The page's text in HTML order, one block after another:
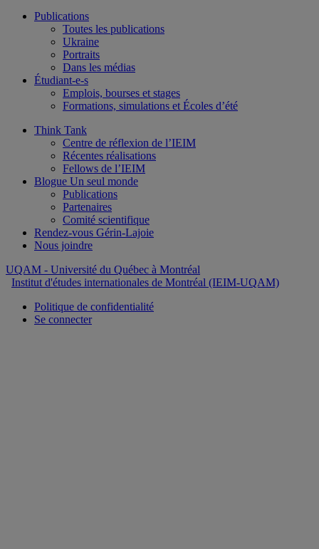
Publications
Toutes les publications
Ukraine
Portraits
Dans les médias
Étudiant-e-s
Emplois, bourses et stages
Formations, simulations et Écoles d’été
Think Tank
Centre de réflexion de l’IEIM
Récentes réalisations
Fellows de l’IEIM
Blogue Un seul monde
Publications
Partenaires
Comité scientifique
Rendez-vous Gérin-Lajoie
Nous joindre
UQAM - Université du Québec à Montréal
Institut d'études internationales de Montréal (IEIM-UQAM)
Politique de confidentialité
Se connecter